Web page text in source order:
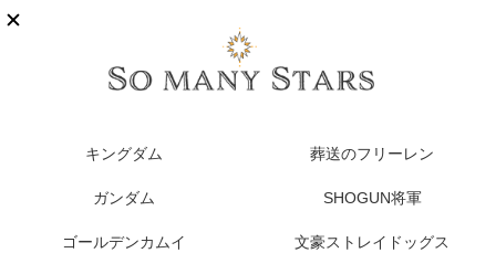
キングダム 葬送のフリーレン
ガンダム SHOGUN将軍
ゴールデンカムイ 文豪ストレイドッグス